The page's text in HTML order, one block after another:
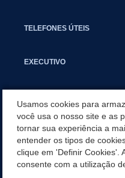
TELEFONES ÚTEIS
EXECUTIVO
APLICATIVO
SECRETARIAS
Usamos cookies para
você usa o nosso site e as
tornar sua experiência a
entender os tipos de
clique em 'Definir Cookies'.
consente com a utilização